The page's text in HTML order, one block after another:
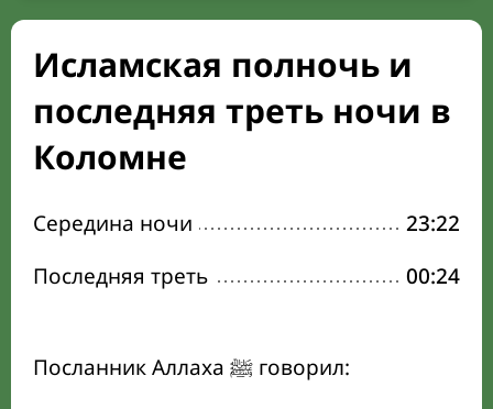
Исламская полночь и
последняя треть ночи в
Коломне
Середина ночи
23:22
Последняя треть
00:24
Посланник Аллаха ﷺ говорил: